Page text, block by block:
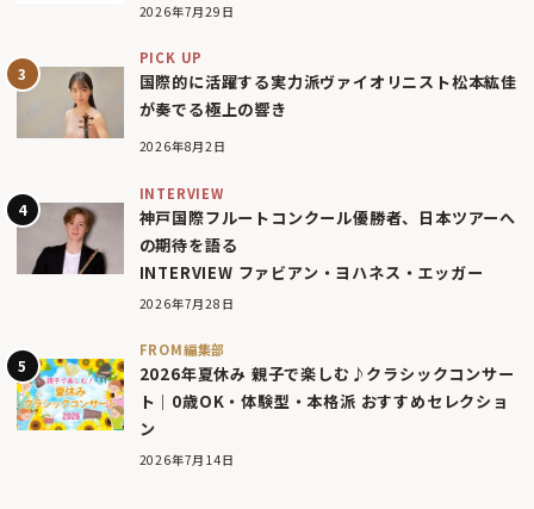
2026年7月29日
PICK UP
国際的に活躍する実力派ヴァイオリニスト松本紘佳
が奏でる極上の響き
2026年8月2日
INTERVIEW
神戸国際フルートコンクール優勝者、日本ツアーへ
の期待を語る
INTERVIEW ファビアン・ヨハネス・エッガー
2026年7月28日
FROM編集部
2026年夏休み 親子で楽しむ♪クラシックコンサー
ト｜0歳OK・体験型・本格派 おすすめセレクショ
ン
2026年7月14日